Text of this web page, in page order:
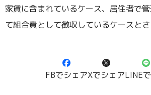
家賃に含まれているケース、居住者で
て組合費として徴収しているケースとさ
FBでシェアXでシェアLINE